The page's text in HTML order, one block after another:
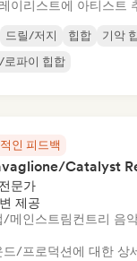
이리스트에 아티스트
드릴/저지 힙합 기악
로파이 힙합
인 피드백
Catalyst
문가
제공
/메인스트림컨트리 음
드/프로덕션에 대한 상